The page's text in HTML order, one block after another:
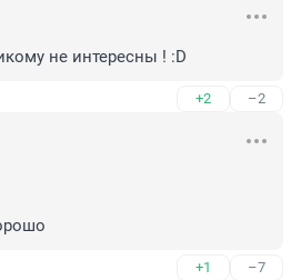
не интересны ! :D
+2 –2
+1 –7